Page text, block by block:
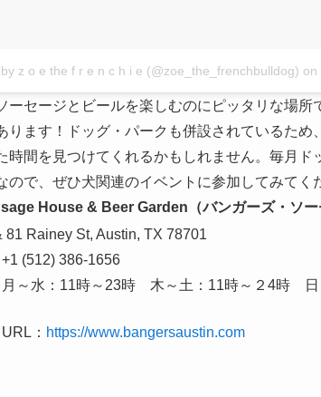
z o e the f r e n c h i e (@zoe_the_frenchbulldog) on
ーセージとビールを楽しむのにピッタリな場
ります！ドッグ・パークも併設されているた
時間を見つけてくれるかもしれません。毎月
ので、ぜひ犬関連のイベントに参加してみてく
House & Beer Garden（バンガーズ・ソー
81 Rainey St, Austin, TX 78701
(512) 386-1656
月～水：11時～23時 木～土：11時～２4時 日
： https://www.bangersaustin.com